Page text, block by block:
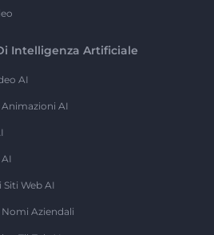
Intelligenza Artificiale
AI
AI
Web AI
Aziendali